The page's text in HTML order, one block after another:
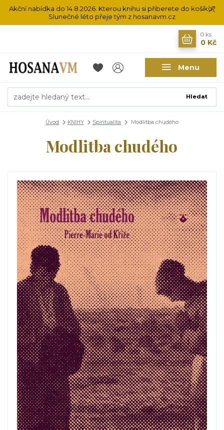
Akční nabídka do 14.8.2026. Kterou knihu si přiberete do košíku?
Slunečné léto přeje tým z hosanavm.cz
Menu
Hledat
0 ks
0 Kč
Úvod KNIHY Spiritualita Modlitba chudého
Modlitba chudého